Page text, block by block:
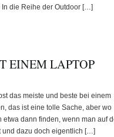
In die Reihe der Outdoor […]
EINEM LAPTOP
das meiste und beste bei einem
das ist eine tolle Sache, aber wo
dann finden, wenn man auf
und dazu doch eigentlich […]